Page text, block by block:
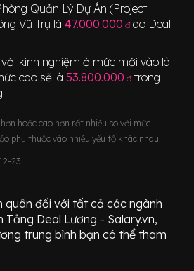
Quản Lý Dự Án (Project
Vũ Trụ là47.000.000 đdo Deal
kinh nghiệm ở mức mới vào là
cao sẽ là53.800.000 đ trong
.
hoặc cao hơn rất nhiều so với mức
phụ thuộc vào nhiều yếu tố khác nhau.
23.
quân đối với tất cả các ngành
Tảng Deal Lương - Salary.vn,
trung bình bạn có thể tham